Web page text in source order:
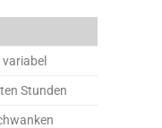
Stunden